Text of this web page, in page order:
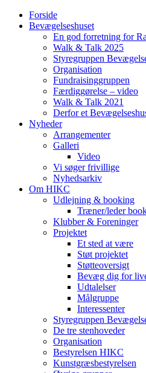
Forside
Bevægelseshuset
En god forretning for
Walk & Talk 2025
Styregruppen
Organisation
Fundraisinggruppen
Færdiggørelse – video
Walk & Talk 2021
Derfor et
Nyheder
Arrangementer
Galleri
Video
Vi søger frivillige
Nyhedsarkiv
Om HIKC
Udlejning & booking
Træner/leder
Klubber & Foreninger
Projektet
Et sted at være
Støt projektet
Støtteoversigt
Bevæg dig for
Udtalelser
Målgruppe
Interessenter
Styregruppen
De tre stenhoveder
Organisation
Bestyrelsen HIKC
Kunstgræsbestyrelsen